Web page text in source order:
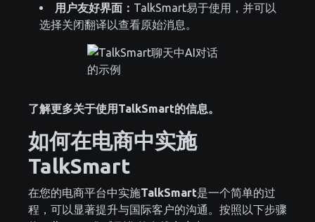
用户友好界面： TalkSmart易于使用，并可以
选择关闭翻译以查看原始消息。
了解更多关于使用TalkSmart的信息。
如何在电商中实施
TalkSmart
在您的电商平台中实施TalkSmart是一个简单的过
程，可以显著提升与国际客户的沟通。按照以下步骤